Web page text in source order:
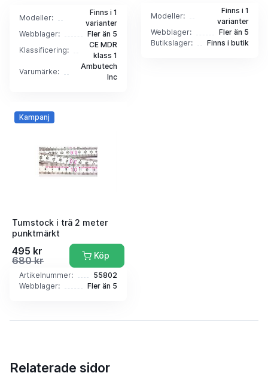
Modeller:
Finns i 1
varianter
Webblager:
Fler än 5
Klassificering:
CE MDR
klass 1
Varumärke:
Ambutech
Inc
Modeller:
Finns i 1
varianter
Webblager:
Fler än 5
Butikslager:
Finns i butik
Kampanj
Tumstock i trä 2 meter
punktmärkt
495 kr
680 kr
Köp
Artikelnummer:
55802
Webblager:
Fler än 5
Relaterade sidor